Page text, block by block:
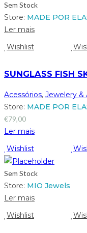
Sem Stock
Store: MADE POR
Ler mais
Wishlist
SUNGLASS FISH
Acessórios, Jewelery &
Store: MADE POR
€79,00
Ler mais
Wishlist
Sem Stock
Store: MIO Jewels
Ler mais
Wishlist